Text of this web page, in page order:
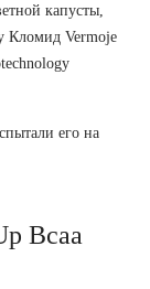
капусты,
Кломид Vermoje
его на
Bcaa